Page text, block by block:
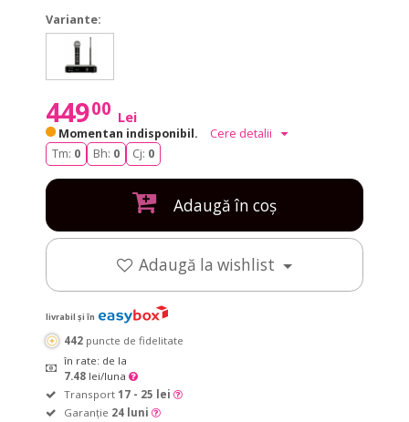
Variante:
Free
H1
44900 Lei
Momentan indisponibil.
Cere detalii
Tm: 0 Bh: 0 Cj: 0
Adaugă în coș
Adaugă la wishlist
livrabil și în
442 puncte de fidelitate
în rate: de la
7.48 lei/luna
Transport 17 - 25 lei
Garanție 24 luni